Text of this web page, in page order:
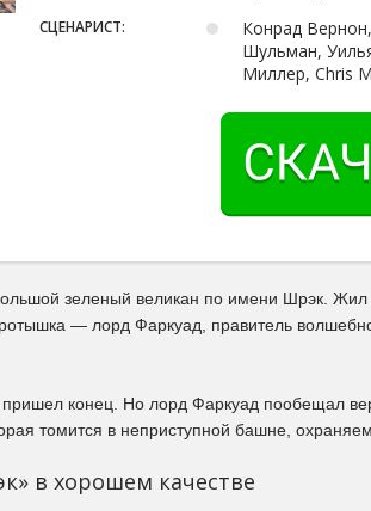
СЦЕНАРИСТ:
Конрад
Шульман,
Миллер, Chris
зеленый великан по имени Шрэк. Жил
— лорд Фаркуад, правитель
конец. Но лорд Фаркуад пообещал
томится в неприступной башне,
в хорошем качестве